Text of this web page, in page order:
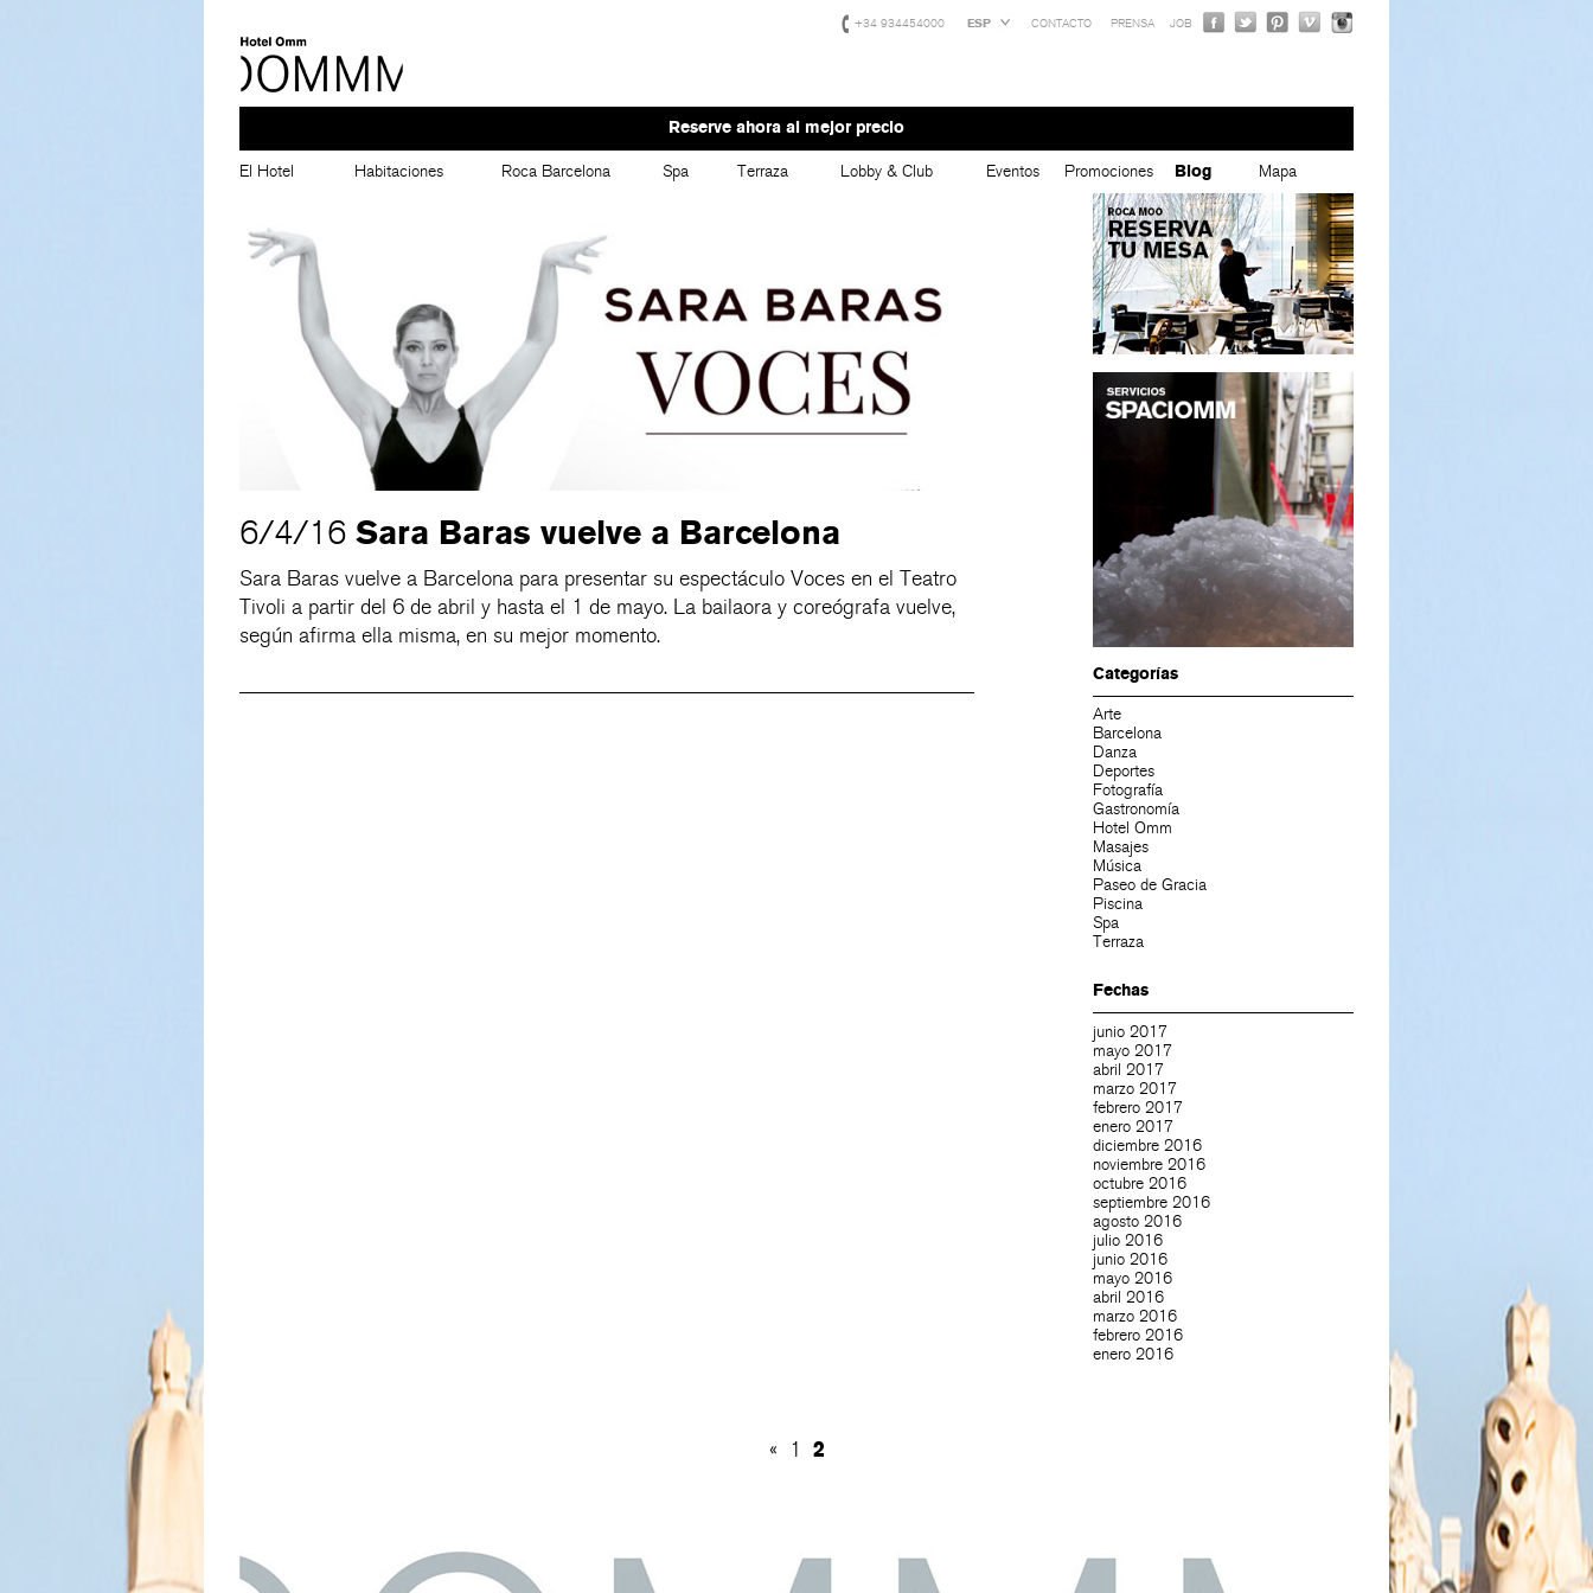
+34 934454000 ESP CONTACTO PRENSA JOB
Reserve ahora al mejor precio
El Hotel Habitaciones Roca Barcelona Spa Terraza Lobby & Club Eventos Promociones Blog Mapa
6/4/16 Sara Baras vuelve a Barcelona
Sara Baras vuelve a Barcelona para presentar su espectáculo Voces en el Teatro
Tivoli a partir del 6 de abril y hasta el 1 de mayo. La bailaora y coreógrafa vuelve,
según afirma ella misma, en su mejor momento.
Categorías
Arte
Barcelona
Danza
Deportes
Fotografía
Gastronomía
Hotel Omm
Masajes
Música
Paseo de Gracia
Piscina
Spa
Terraza
Fechas
junio 2017
mayo 2017
abril 2017
marzo 2017
febrero 2017
enero 2017
diciembre 2016
noviembre 2016
octubre 2016
septiembre 2016
agosto 2016
julio 2016
junio 2016
mayo 2016
abril 2016
marzo 2016
febrero 2016
enero 2016
« 1 2